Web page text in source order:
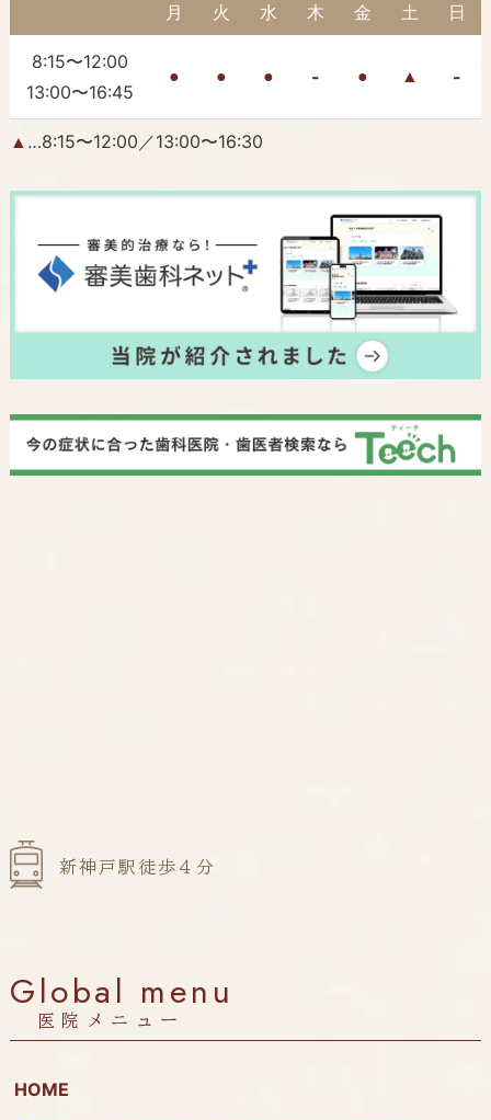
月 火 水 木 金 土 日
8:15〜12:00
13:00〜16:45
● ● ● - ● ▲ -
▲ …8:15〜12:00／13:00〜16:30
新神戸駅徒歩４分
Global menu
医院メニュー
HOME